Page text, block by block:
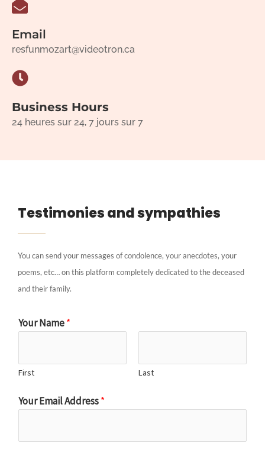
Email
resfunmozart@videotron.ca
Business Hours
24 heures sur 24, 7 jours sur 7
Testimonies and sympathies
You can send your messages of condolence, your anecdotes, your
poems, etc… on this platform completely dedicated to the deceased
and their family.
Your Name*
First Last
Your Email Address*